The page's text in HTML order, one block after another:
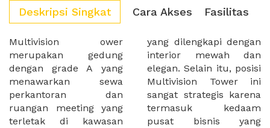
Deskripsi Singkat Cara Akses Fasilitas
Multivision ower
merupakan gedung
dengan grade A yang
menawarkan sewa
perkantoran dan
ruangan meeting yang
terletak di kawasan
yang dilengkapi dengan
interior mewah dan
elegan. Selain itu, posisi
Multivision Tower ini
sangat strategis karena
termasuk kedaam
pusat bisnis yang